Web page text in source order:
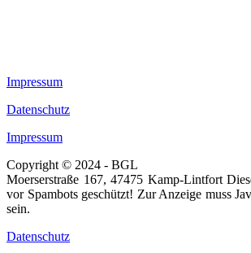
Impressum
Datenschutz
Impressum
Copyright © 2024 - BGL
Moerserstraße 167, 47475 Kamp-Lintfort
vor Spambots geschützt! Zur Anzeige muss
sein.
Datenschutz